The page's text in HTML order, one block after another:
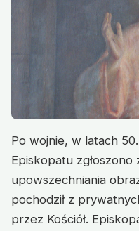
Po wojnie, w latach
Episkopatu
upowszechniania
pochodził z
przez Kościół.